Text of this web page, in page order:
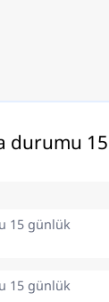
durumu
15 günlük
15 günlük